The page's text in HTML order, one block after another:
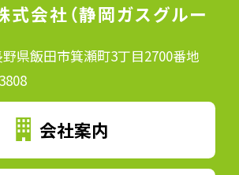
式会社（静岡ガスグルー
野県飯田市箕瀬町3丁目2700番地
会社案内